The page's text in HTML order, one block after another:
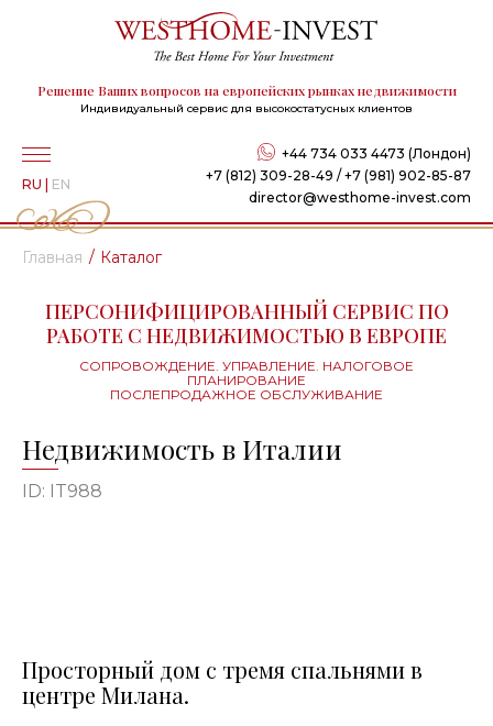
Решение Ваших вопросов на европейских рынках недвижимости
Индивидуальный сервис для высокостатусных клиентов
+44 734 033 4473 (Лондон)
+7 (812) 309-28-49 / +7 (981) 902-85-87
director@westhome-invest.com
RU | EN
Главная Каталог
ПЕРСОНИФИЦИРОВАННЫЙ СЕРВИС ПО
РАБОТЕ С НЕДВИЖИМОСТЬЮ В ЕВРОПЕ
СОПРОВОЖДЕНИЕ. УПРАВЛЕНИЕ. НАЛОГОВОЕ
ПЛАНИРОВАНИЕ
ПОСЛЕПРОДАЖНОЕ ОБСЛУЖИВАНИЕ
Недвижимость в Италии
ID: IT988
Просторный дом с тремя спальнями в
центре Милана.